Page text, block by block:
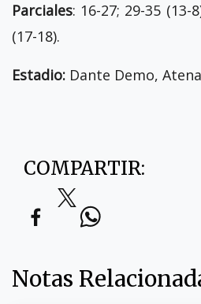
Parciales: 16-27; 29-35 (13-
(17-18).
Estadio: Dante Demo,
COMPARTIR:
Notas